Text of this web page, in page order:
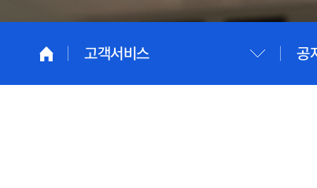
고객서비스 공